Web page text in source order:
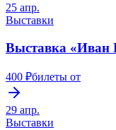
25 апр.
Выставки
Выставка «Иван
400 ₽билеты от
29 апр.
Выставки